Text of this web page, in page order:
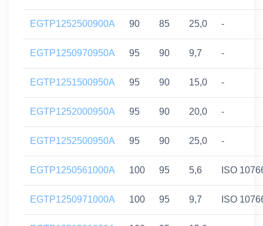
EGTP1252500900A 90 85 25,0 -
EGTP1250970950A 95 90 9,7 -
EGTP1251500950A 95 90 15,0 -
EGTP1252000950A 95 90 20,0 -
EGTP1252500950A 95 90 25,0 -
EGTP1250561000A 100 95 5,6 ISO
EGTP1250971000A 100 95 9,7 ISO